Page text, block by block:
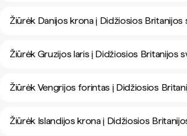
Žiūrėk Danijos krona į Didžiosios Britanijos
Žiūrėk Gruzijos laris į Didžiosios Britanijos
Žiūrėk Vengrijos forintas į Didžiosios
Žiūrėk Islandijos krona į Didžiosios